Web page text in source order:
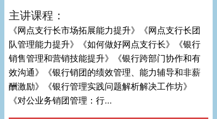
主讲课程：
《网点支行长市场拓展能力提升》《网点支行长团
队管理能力提升》《如何做好网点支行长》《银行
销售管理和营销技能提升》《银行跨部门协作和有
效沟通》《银行销团的绩效管理、能力辅导和非薪
酬激励》《银行管理实践问题解析解决工作坊》
《对公业务销团管理：行...